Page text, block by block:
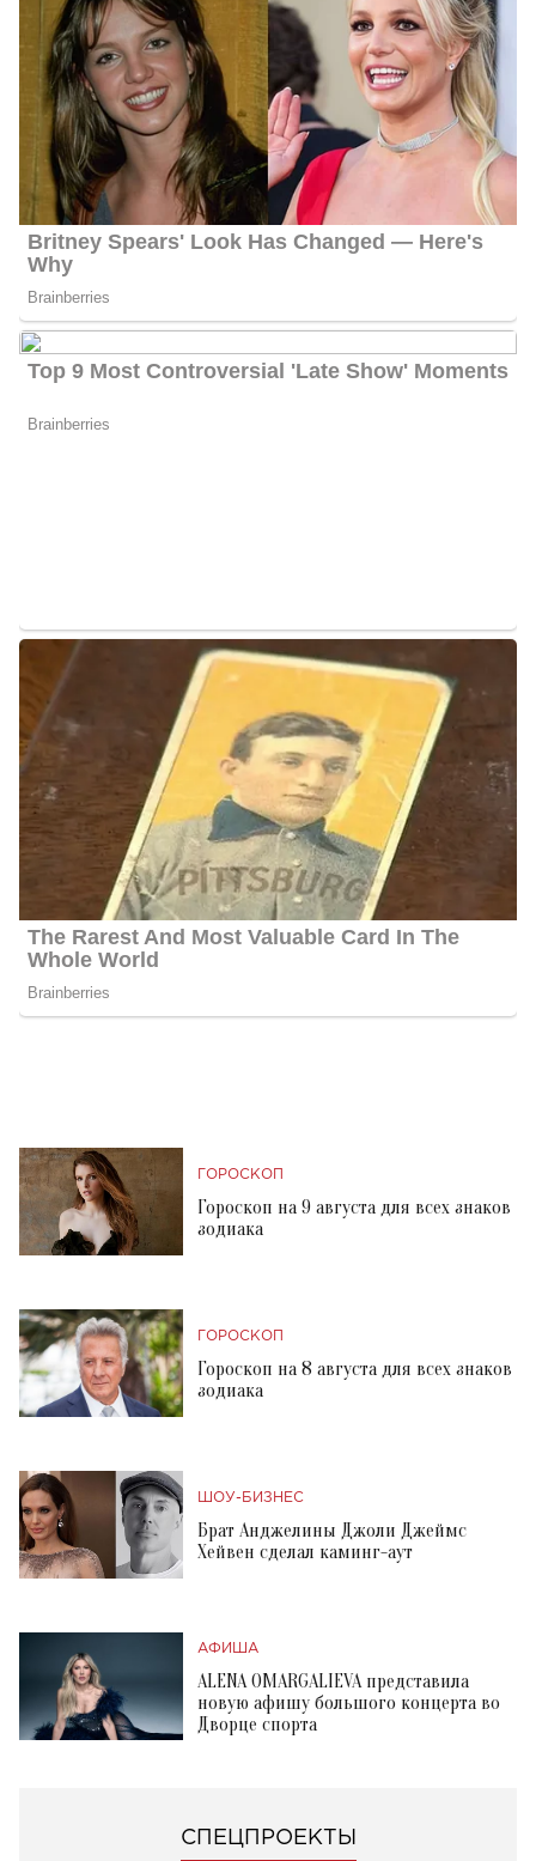
ГОРОСКОП
Гороскоп на 9 августа для всех знаков
зодиака
ГОРОСКОП
Гороскоп на 8 августа для всех знаков
зодиака
ШОУ-БИЗНЕС
Брат Анджелины Джоли Джеймс
Хейвен сделал каминг-аут
АФИША
ALENA OMARGALIEVA представила
новую афишу большого концерта во
Дворце спорта
СПЕЦПРОЕКТЫ